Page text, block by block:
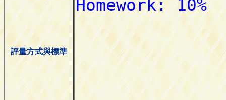
評量方式與標準